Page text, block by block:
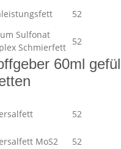
52
Sulfonat
Schmierfett
52
60ml
52
MoS2 52